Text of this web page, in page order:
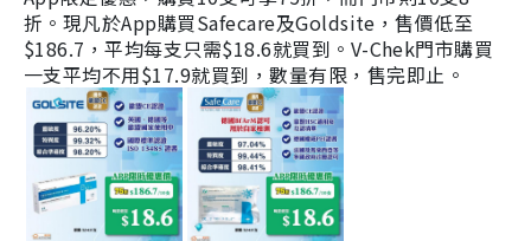
折。現凡於App購買Safecare及Goldsite，售價低至
$186.7，平均每支只需$18.6就買到。V-Chek門市購買
一支平均不用$17.9就買到，數量有限，售完即止。